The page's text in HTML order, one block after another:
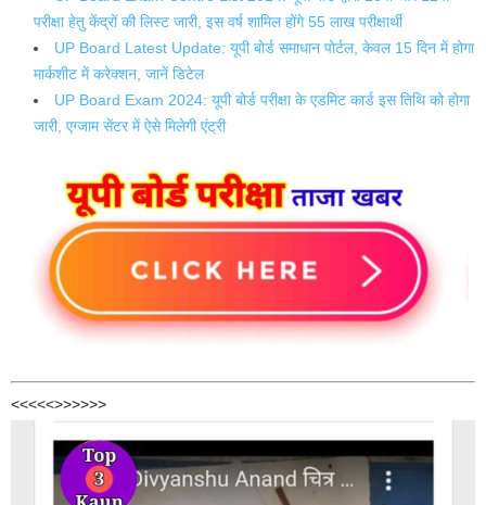
परीक्षा हेतु केंद्रों की लिस्ट जारी, इस वर्ष शामिल होंगे 55 लाख परीक्षार्थी
UP Board Latest Update: यूपी बोर्ड समाधान पोर्टल, केवल 15 दिन में होगा
मार्कशीट में करेक्शन, जानें डिटेल
UP Board Exam 2024: यूपी बोर्ड परीक्षा के एडमिट कार्ड इस तिथि को होगा
जारी, एग्जाम सेंटर में ऐसे मिलेगी एंट्री
<<<<<>>>>>>